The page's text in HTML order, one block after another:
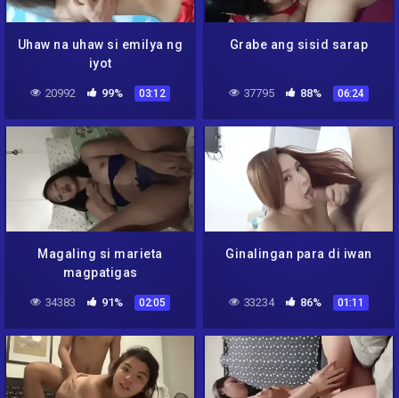
Uhaw na uhaw si emilya ng
iyot
20992 99% 03:12
Grabe ang sisid sarap
37795 88% 06:24
Magaling si marieta
magpatigas
34383 91% 02:05
Ginalingan para di iwan
33234 86% 01:11